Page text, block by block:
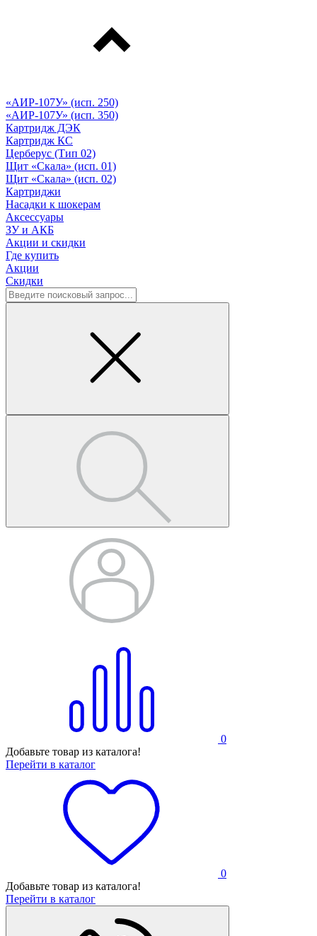
«АИР-107У» (исп. 250)
«АИР-107У» (исп. 350)
Картридж ДЭК
Картридж КС
Церберус (Тип 02)
Щит «Скала» (исп. 01)
Щит «Скала» (исп. 02)
Картриджи
Насадки к шокерам
Аксессуары
ЗУ и АКБ
Акции и скидки
Где купить
Акции
Скидки
0
Добавьте товар из каталога!
Перейти в каталог
0
Добавьте товар из каталога!
Перейти в каталог